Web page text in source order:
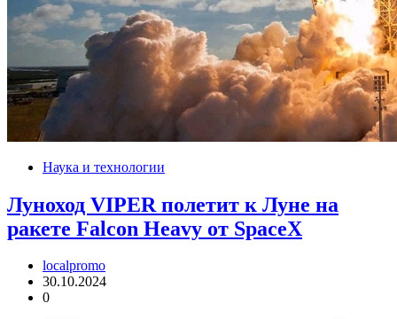
Наука и технологии
Луноход VIPER полетит к Луне на
ракете Falcon Heavy от SpaceX
localpromo
30.10.2024
0